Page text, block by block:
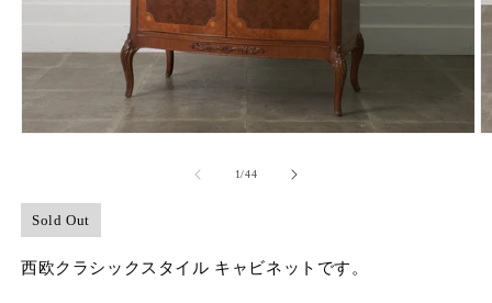
ル
で
メ
デ
ィ
1/の
44
Sold Out
西欧クラシックスタイル キャビネットです。